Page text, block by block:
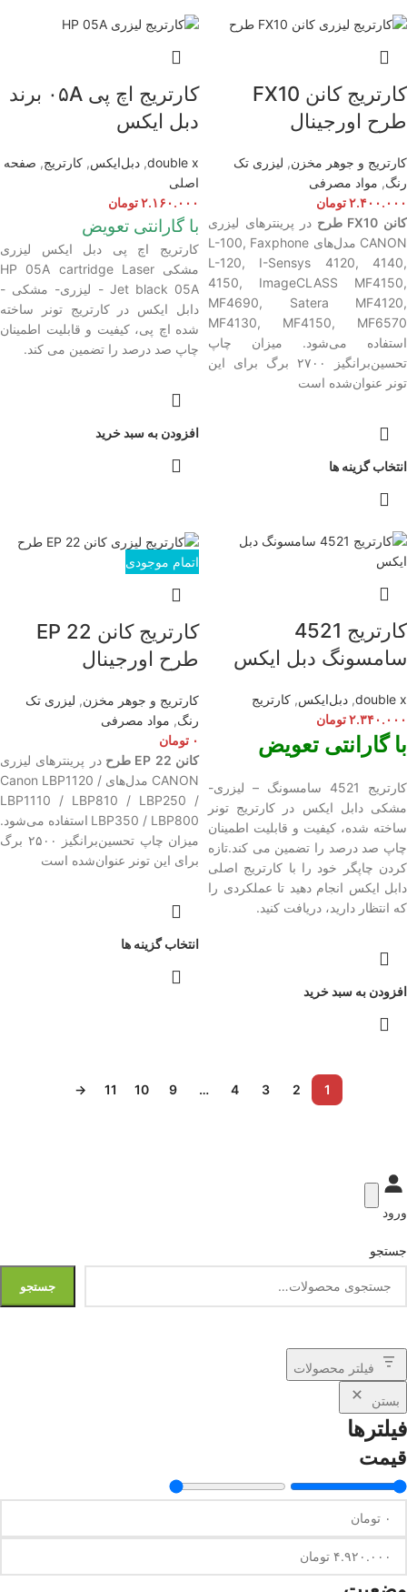
کارتریج کانن FX10
طرح اورجینال
کارتریج و جوهر مخزن, لیزری تک
رنگ, مواد مصرفی
۲.۴۰۰.۰۰۰تومان
کانن FX10 طرح
در پرینترهای لیزری
CANON مدل‌‌های L-100, Faxphone
L-120, I-Sensys 4120, 4140,
4150, ImageCLASS MF4150,
MF4690, Satera MF4120,
MF4130, MF4150, MF6570
استفاده می‌شود. میزان چاپ
تحسین‌برانگیز ۲۷۰۰ برگ برای این
تونر عنوان‌شده است
انتخاب گزینه ها
کارتریج اچ پی ۰۵A برند
دبل ایکس
double x
, دبل‌ایکس, کارتریج, صفحه
اصلی
۲.۱۶۰.۰۰۰تومان
با گارانتی تعویض
کارتریج اچ پی دبل ایکس لیزری
مشکی HP 05Acartridge Laser
Jet black 05A - لیزری- مشکی -
دابل ایکس در کارتریج تونر ساخته
شده اچ پی، کیفیت و قابلیت اطمینان
چاپ صد درصد را تضمین می کند.
افزودن به سبد خرید
کارتریج 4521
سامسونگ دبل ایکس
double x
, دبل‌ایکس, کارتریج
۲.۳۴۰.۰۰۰تومان
با گارانتی تعویض
کارتریج 4521 سامسونگ – لیزری-
مشکی دابل ایکس در کارتریج تونر
ساخته شده، کیفیت و قابلیت اطمینان
چاپ صد درصد را تضمین می کند.تازه
کردن چاپگر خود را با کارتریج اصلی
دابل ایکس انجام دهید تا عملکردی را
که انتظار دارید، دریافت کنید.
افزودن به سبد خرید
اتمام موجودی
کارتریج کانن EP 22
طرح اورجینال
کارتریج و جوهر مخزن, لیزری تک
رنگ, مواد مصرفی
۰ تومان
کانن EP 22 طرح
در پرینترهای لیزری
CANON مدل‌‌های Canon LBP1120 /
LBP1110 / LBP810 / LBP250 /
LBP350 / LBP800 استفاده می‌شود.
میزان چاپ تحسین‌برانگیز ۲۵۰۰ برگ
برای این تونر عنوان‌شده است
انتخاب گزینه ها
1
2
3
4
…
9
10
11
→
ورود
جستجو
جستجو
فیلتر محصولات
بستن
فیلترها
قیمت